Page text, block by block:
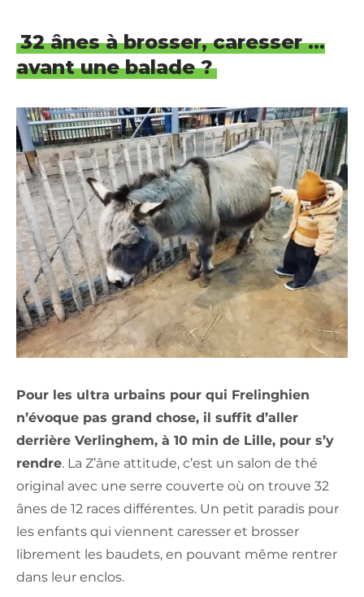
32 ânes à brosser, caresser …
avant une balade ?
Pour les ultra urbains pour qui Frelinghien
n’évoque pas grand chose, il suffit d’aller
derrière Verlinghem, à 10 min de Lille, pour s’y
rendre. La Z’âne attitude, c’est un salon de thé
original avec une serre couverte où on trouve 32
ânes de 12 races différentes. Un petit paradis pour
les enfants qui viennent caresser et brosser
librement les baudets, en pouvant même rentrer
dans leur enclos.